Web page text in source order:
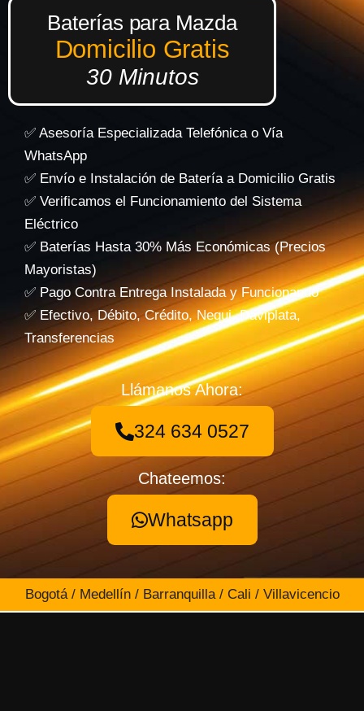
✅ Asesoría Especializada Telefónica o Vía
WhatsApp
✅ Envío e Instalación de Batería a Domicilio Gratis
✅ Verificamos el Funcionamiento del Sistema
Eléctrico
✅ Baterías Hasta 30% Más Económicas (Precios
Mayoristas)
✅ Pago Contra Entrega Instalada y Funcionando
✅ Efectivo, Débito, Crédito, Nequi, Daviplata,
Transferencias
Llámanos Ahora:
324 634 0527
Chateemos:
Whatsapp
Baterías para Mazda
Domicilio Gratis
30 Minutos
Bogotá / Medellín / Barranquilla / Cali / Villavicencio